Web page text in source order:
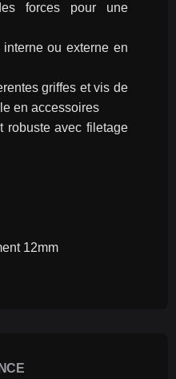
forces pour une
ou externe en
griffes et vis de
en accessoires
robuste avec filetage
12mm